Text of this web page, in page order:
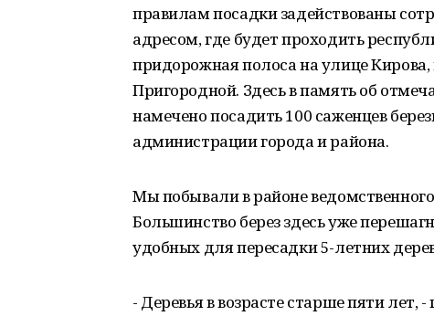
правилам посадки задействованы
адресом, где будет проходить
придорожная полоса на улице
Пригородной. Здесь в память об
намечено посадить 100 саженцев
администрации города и района.
Мы побывали в районе
Большинство берез здесь уже
удобных для пересадки 5-летних
- Деревья в возрасте старше пяти лет,